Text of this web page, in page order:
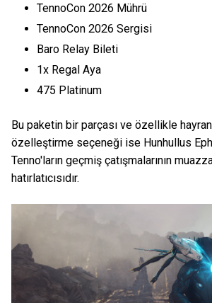
TennoCon 2026 Mührü
TennoCon 2026 Sergisi
Baro Relay Bileti
1x Regal Aya
475 Platinum
Bu paketin bir parçası ve özellikle
özelleştirme seçeneği ise Hunhullus
Tenno'ların geçmiş çatışmalarının
hatırlatıcısıdır.